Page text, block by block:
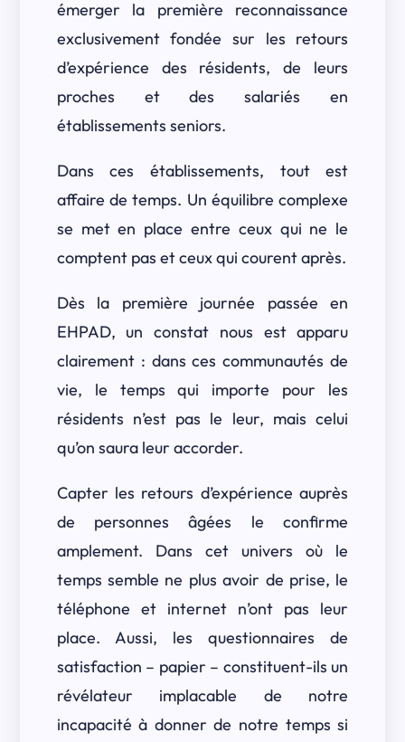
émerger la première reconnaissance
exclusivement fondée sur les retours
d’expérience des résidents, de leurs
proches et des salariés en
établissements seniors.
Dans ces établissements, tout est
affaire de temps. Un équilibre complexe
se met en place entre ceux qui ne le
comptent pas et ceux qui courent après.
Dès la première journée passée en
EHPAD, un constat nous est apparu
clairement : dans ces communautés de
vie, le temps qui importe pour les
résidents n’est pas le leur, mais celui
qu’on saura leur accorder.
Capter les retours d’expérience auprès
de personnes âgées le confirme
amplement. Dans cet univers où le
temps semble ne plus avoir de prise, le
téléphone et internet n’ont pas leur
place. Aussi, les questionnaires de
satisfaction – papier – constituent-ils un
révélateur implacable de notre
incapacité à donner de notre temps si